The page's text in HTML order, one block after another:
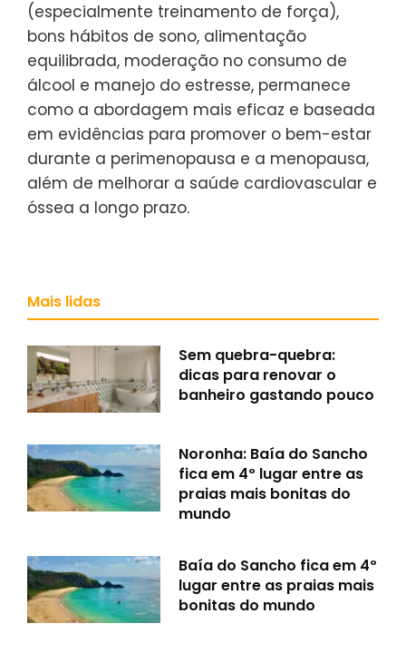
(especialmente treinamento de força),
bons hábitos de sono, alimentação
equilibrada, moderação no consumo de
álcool e manejo do estresse, permanece
como a abordagem mais eficaz e baseada
em evidências para promover o bem-estar
durante a perimenopausa e a menopausa,
além de melhorar a saúde cardiovascular e
óssea a longo prazo.
Mais lidas
Sem quebra-quebra:
dicas para renovar o
banheiro gastando pouco
Noronha: Baía do Sancho
fica em 4º lugar entre as
praias mais bonitas do
mundo
Baía do Sancho fica em 4º
lugar entre as praias mais
bonitas do mundo